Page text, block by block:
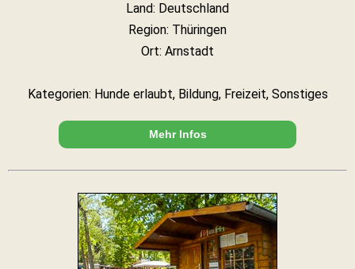
Land: Deutschland
Region: Thüringen
Ort: Arnstadt
Kategorien: Hunde erlaubt, Bildung, Freizeit, Sonstiges
Mehr Infos